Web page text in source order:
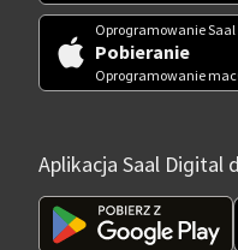
Oprogramowanie Saal
Pobieranie
Oprogramowanie
Aplikacja Saal Digital